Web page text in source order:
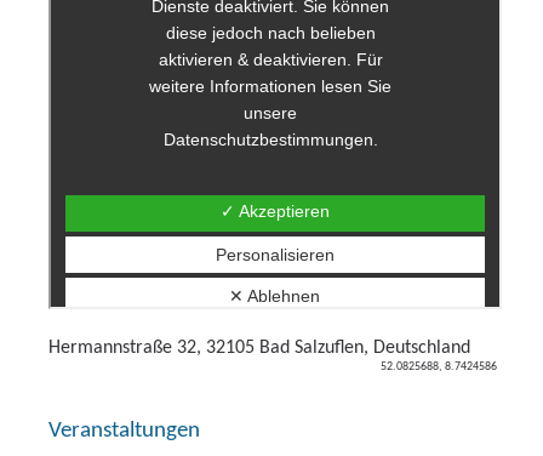
Hermannstraße 32, 32105 Bad Salzuflen, Deutschland
52.0825688, 8.7424586
Veranstaltungen